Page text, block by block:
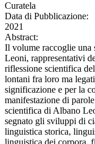
Curatela
Data di Pubblicazione:
2021
Abstract:
Il volume raccoglie una
Leoni, rappresentativi
riflessione scientifica
lontani fra loro ma
significazione e per la
manifestazione di
scientifica di Albano
segnato gli sviluppi di
linguistica storica,